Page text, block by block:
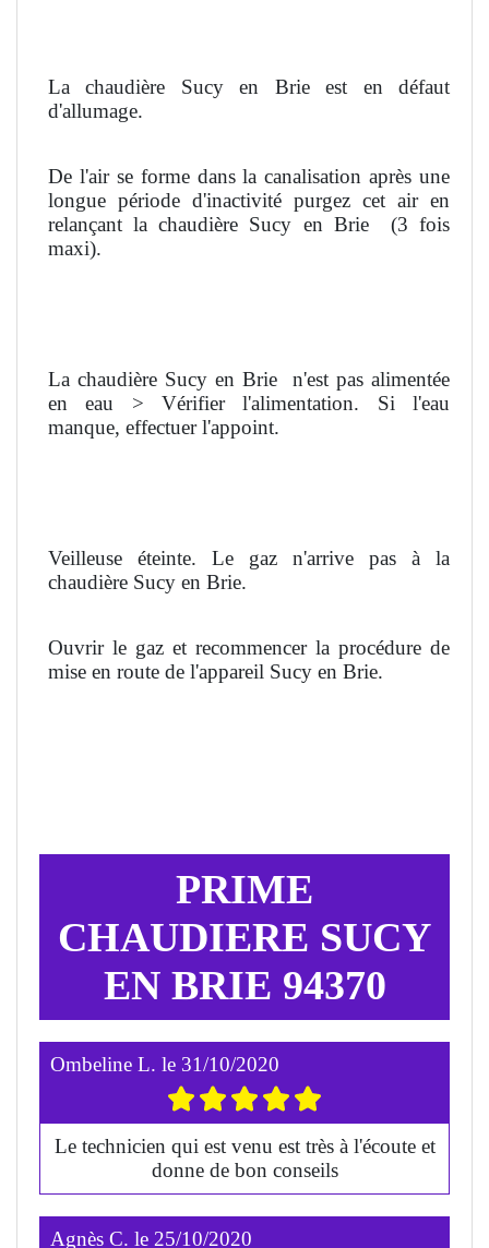
La chaudière Sucy en Brie est en défaut
d'allumage.
De l'air se forme dans la canalisation après une
longue période d'inactivité purgez cet air en
relançant la chaudière Sucy en Brie
(3 fois
maxi).
La chaudière Sucy en Brie
n'est pas alimentée
en eau > Vérifier l'alimentation. Si l'eau
manque, effectuer l'appoint.
Veilleuse éteinte. Le gaz n'arrive pas à la
chaudière Sucy en Brie.
Ouvrir le gaz et recommencer la procédure de
mise en route de l'appareil Sucy en Brie.
PRIME
CHAUDIERE SUCY
EN BRIE 94370
Ombeline L. le 31/10/2020
Le technicien qui est venu est très à l'écoute et
donne de bon conseils
Agnès C. le 25/10/2020